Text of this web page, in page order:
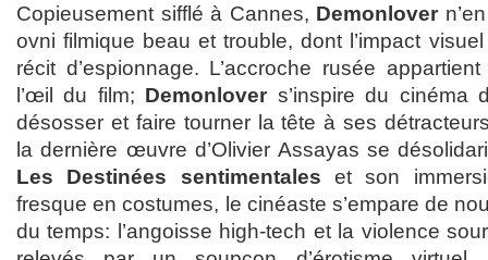
Copieusement sifflé à Cannes, Demonlover
ovni filmique beau et trouble, dont l’impact
récit d’espionnage. L’accroche rusée
l’œil du film; Demonlover s’inspire du cinéma
désosser et faire tourner la tête à ses
la dernière œuvre d’Olivier Assayas se
Les Destinées sentimentales et son
fresque en costumes, le cinéaste s’empare de
du temps: l’angoisse high-tech et la violence